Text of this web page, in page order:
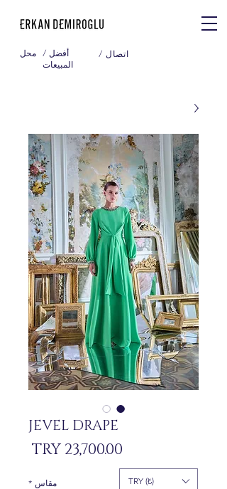
محل / أفضل
المبيعات
/ اتصال
JEVEL DRAPE
مقاس * TRY (₺)